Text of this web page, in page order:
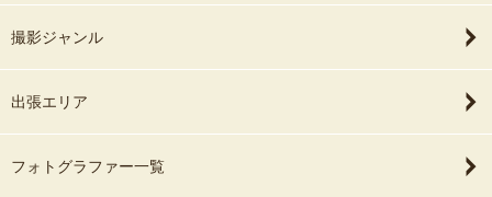
撮影ジャンル
出張エリア
フォトグラファー一覧